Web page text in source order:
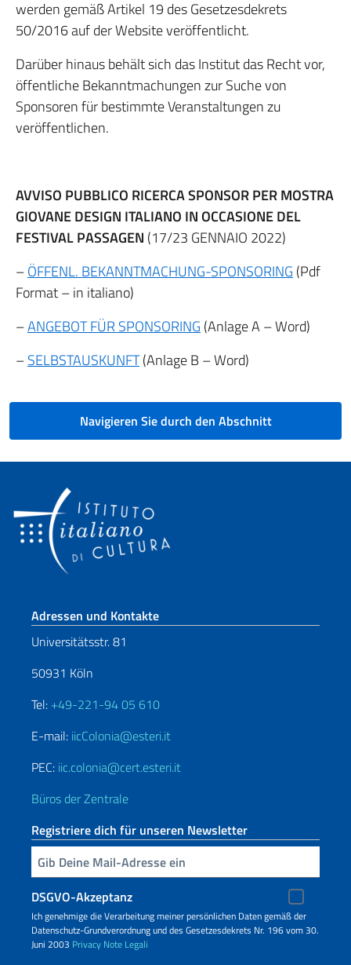
werden gemäß Artikel 19 des Gesetzesdekrets
50/2016 auf der Website veröffentlicht.
Darüber hinaus behält sich das Institut das Recht vor,
öffentliche Bekanntmachungen zur Suche von
Sponsoren für bestimmte Veranstaltungen zu
veröffentlichen.
AVVISO PUBBLICO RICERCA SPONSOR PER MOSTRA
GIOVANE DESIGN ITALIANO IN OCCASIONE DEL
FESTIVAL PASSAGEN (17/23 GENNAIO 2022)
–ÖFFENL. BEKANNTMACHUNG-SPONSORING (Pdf
Format – in italiano)
–ANGEBOT FÜR SPONSORING (Anlage A – Word)
–SELBSTAUSKUNFT(Anlage B – Word)
Navigieren Sie durch den Abschnitt
Fußbereich
Adressen und Kontakte
Universitätsstr. 81
50931 Köln
Tel: +49-221-94 05 610
E-mail: iicColonia@esteri.it
PEC: iic.colonia@cert.esteri.it
Büros der Zentrale
Registriere dich für unseren Newsletter
Geben Sie Ihre E-Mail ein
DSGVO-Akzeptanz
Ich genehmige die Verarbeitung meiner persönlichen Daten gemäß der
Datenschutz-Grundverordnung und des Gesetzesdekrets Nr. 196 vom 30.
Juni 2003 Privacy Note Legali